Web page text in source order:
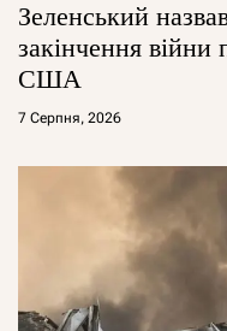
Зеленський
закінчення війни
США
7 Серпня, 2026